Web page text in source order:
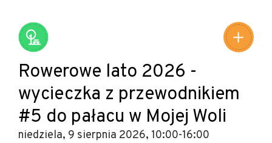
Rowerowe lato 2026 -
wycieczka z przewodnikiem
#5 do pałacu w Mojej Woli
niedziela, 9 sierpnia 2026, 10:00-16:00